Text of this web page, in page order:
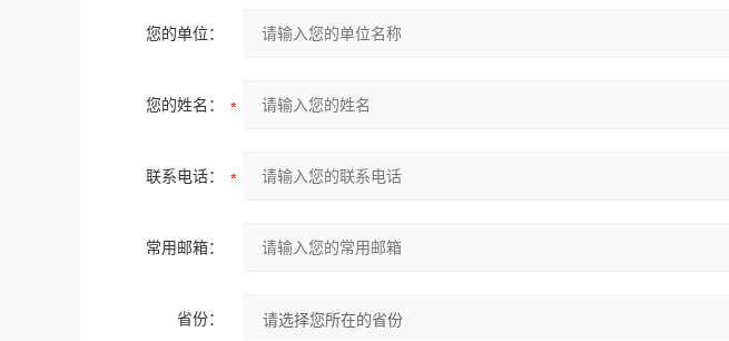
您的单位：
您的姓名：
联系电话：
常用邮箱：
省份：